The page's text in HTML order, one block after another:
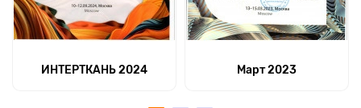
ИНТЕРТКАНЬ 2024 Март 2023